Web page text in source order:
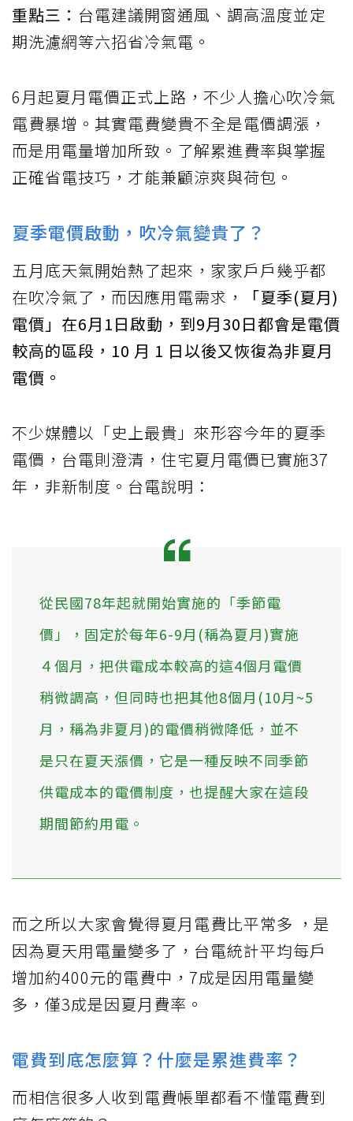
重點三： 台電建議開窗通風、調高溫度並定
期洗濾網等六招省冷氣電。
6月起夏月電價正式上路，不少人擔心吹冷氣
電費暴增。其實電費變貴不全是電價調漲，
而是用電量增加所致。了解累進費率與掌握
正確省電技巧，才能兼顧涼爽與荷包。
夏季電價啟動，吹冷氣變貴了？
五月底天氣開始熱了起來，家家戶戶幾乎都
在吹冷氣了，而因應用電需求，
「夏季(夏月)
電價」在6月1日啟動，到9月30日都會是電價
較高的區段，10 月 1 日以後又恢復為非夏月
電價。
不少媒體以「史上最貴」來形容今年的夏季
電價，台電則澄清，住宅夏月電價已實施37
年，非新制度。台電說明：
從民國78年起就開始實施的「季節電
價」，固定於每年6-9月(稱為夏月)實施
４個月，把供電成本較高的這4個月電價
稍微調高，但同時也把其他8個月(10月~5
月，稱為非夏月)的電價稍微降低，並不
是只在夏天漲價，它是一種反映不同季節
供電成本的電價制度，也提醒大家在這段
期間節約用電。
而之所以大家會覺得夏月電費比平常多 ，是
因為夏天用電量變多了，台電統計平均每戶
增加約400元的電費中，7成是因用電量變
多，僅3成是因夏月費率。
電費到底怎麼算？什麼是累進費率？
而相信很多人收到電費帳單都看不懂電費到